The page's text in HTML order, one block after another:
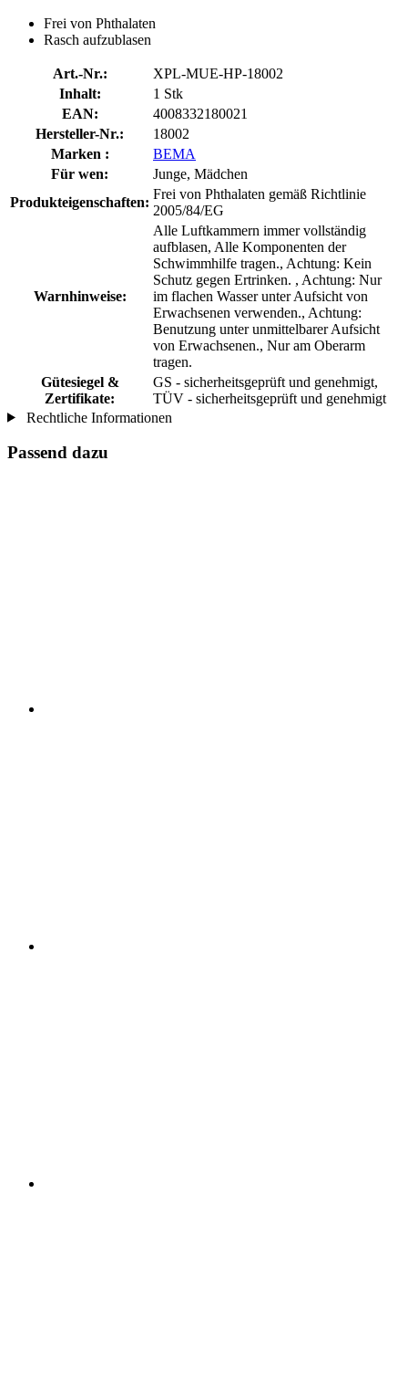
Frei von Phthalaten
Rasch aufzublasen
Art.-Nr.:
XPL-MUE-HP-18002
Inhalt:
1 Stk
EAN:
4008332180021
Hersteller-Nr.:
18002
Marken :
BEMA
Für wen:
Junge, Mädchen
Produkteigenschaften:
Frei von Phthalaten gemäß Richtlinie
2005/84/EG
Warnhinweise:
Alle Luftkammern immer vollständig
aufblasen, Alle Komponenten der
Schwimmhilfe tragen., Achtung: Kein
Schutz gegen Ertrinken. , Achtung: Nur
im flachen Wasser unter Aufsicht von
Erwachsenen verwenden., Achtung:
Benutzung unter unmittelbarer Aufsicht
von Erwachsenen., Nur am Oberarm
tragen.
Gütesiegel &
Zertifikate:
GS - sicherheitsgeprüft und genehmigt,
TÜV - sicherheitsgeprüft und genehmigt
Rechtliche Informationen
Passend dazu